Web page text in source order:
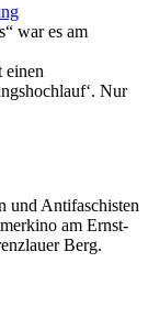
war es am
einen
Nur
und Antifaschisten
am Ernst-
Berg.